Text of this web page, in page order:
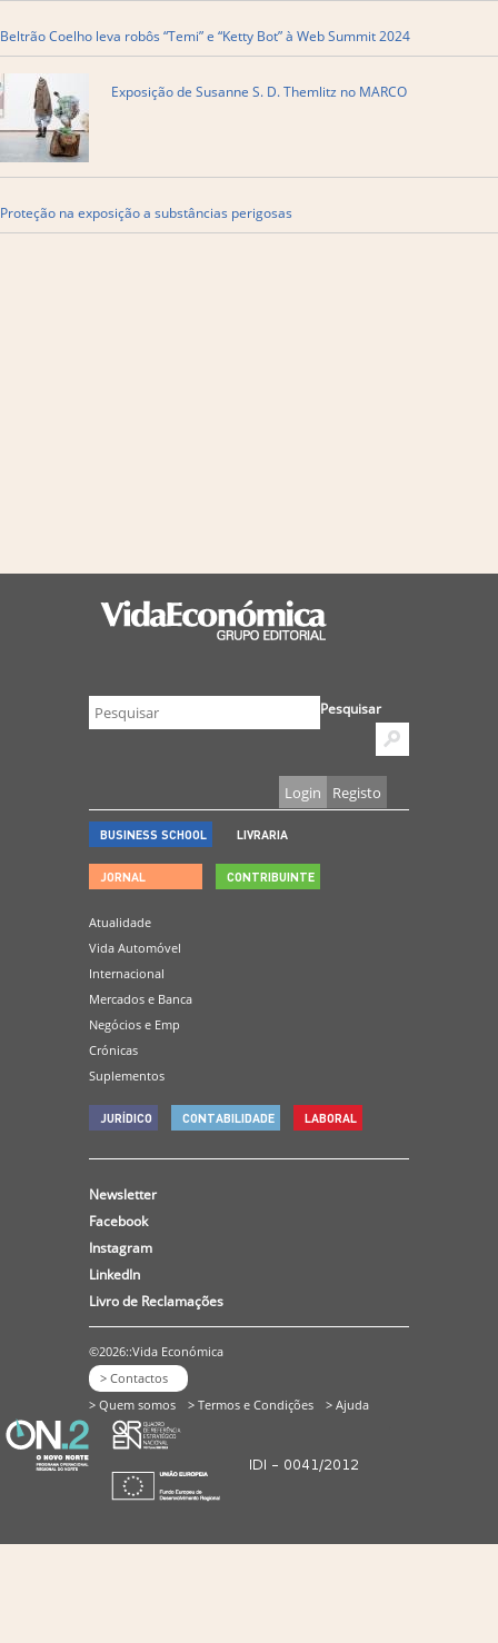
Beltrão Coelho leva robôs “Temi” e “Ketty Bot” à Web Summit 2024
Exposição de Susanne S. D. Themlitz no MARCO
Proteção na exposição a substâncias perigosas
Pesquisar
Login Registo
BUSINESS SCHOOL LIVRARIA
JORNAL
Atualidade
Vida Automóvel
Internacional
Mercados e Banca
Negócios e Emp
Crónicas
Suplementos
CONTRIBUINTE
JURÍDICO CONTABILIDADE LABORAL
Newsletter
Facebook
Instagram
LinkedIn
Livro de Reclamações
©2026::Vida Económica
> Contactos
> Quem somos
> Termos e Condições > Ajuda